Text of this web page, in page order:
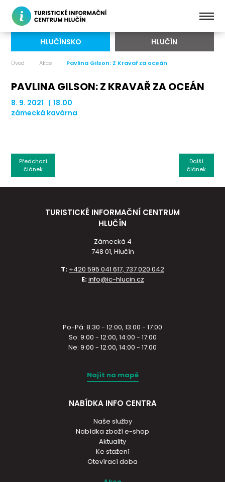
HLUČÍNSKO HLUČÍN
Úvod Akce Pavlina Gilson: Z Kravař za oceán
PAVLINA GILSON: Z KRAVAŘ ZA OCEÁN
8. 9. 2021 | 18.00
zámecká kavárna
Další
článek
Předchozí
článek
TURISTICKÉ INFORMAČNÍ CENTRUM
HLUČÍN
Zámecká 4
748 01, Hlučín
T: +420 595 041 617, 737 020 042
E:info@ic-hlucin.cz
Po-Pá: 8:30 - 12:00, 13:00 - 17:00
So: 9:00 - 12:00, 14:00 - 17:00
Ne: 9:00 - 12:00, 14:00 - 17:00
Najít na mapě
NABÍDKA INFO CENTRA
Naše služby
Nabídka zboží e-shop
Aktuality
Ke stažení
Otevírací doba